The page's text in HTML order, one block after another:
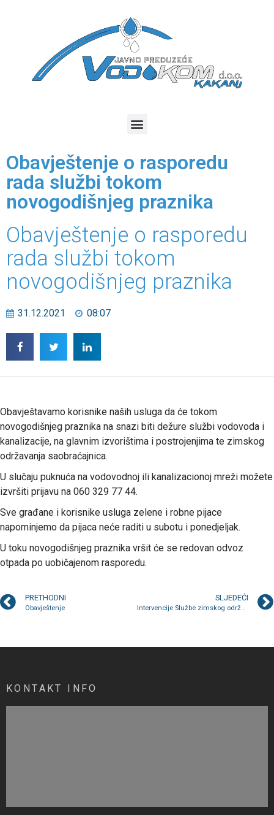
Obavještenje o rasporedu
rada službi tokom
novogodišnjeg praznika
Obavještenje o rasporedu
rada službi tokom
novogodišnjeg praznika
31.12.2021 08:07
Obavještavamo korisnike naših usluga da će tokom
novogodišnjeg praznika na snazi biti dežure službi vodovoda i
kanalizacije, na glavnim izvorištima i postrojenjima te zimskog
održavanja saobraćajnica.
U slučaju puknuća na vodovodnoj ili kanalizacionoj mreži možete
izvršiti prijavu na 060 329 77 44.
Sve građane i korisnike usluga zelene i robne pijace
napominjemo da pijaca neće raditi u subotu i ponedjeljak.
U toku novogodišnjeg praznika vršit će se redovan odvoz
otpada po uobičajenom rasporedu.
PRETHODNI
Obavještenje
SLJEDEĆI
Intervencije Službe zimskog održavanja saobraćajnica 06.01.2022.g
KONTAKT INFO